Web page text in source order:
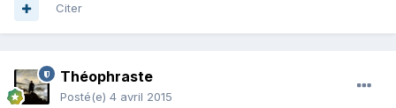
Citer
Théophraste
Posté(e) 4 avril 2015